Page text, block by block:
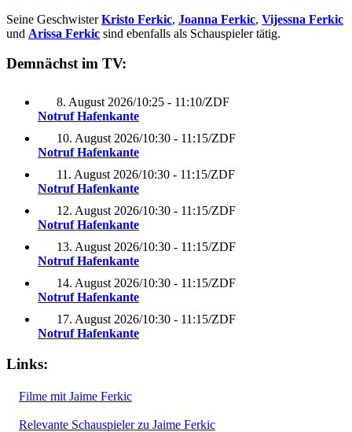
Seine GeschwisterKristo Ferkic, Joanna Ferkic, Vijessna Ferkic
und Arissa Ferkic sind ebenfalls als Schauspieler tätig.
Demnächst im TV:
8. August 2026/10:25 - 11:10/ZDF
Notruf Hafenkante
10. August 2026/10:30 - 11:15/ZDF
Notruf Hafenkante
11. August 2026/10:30 - 11:15/ZDF
Notruf Hafenkante
12. August 2026/10:30 - 11:15/ZDF
Notruf Hafenkante
13. August 2026/10:30 - 11:15/ZDF
Notruf Hafenkante
14. August 2026/10:30 - 11:15/ZDF
Notruf Hafenkante
17. August 2026/10:30 - 11:15/ZDF
Notruf Hafenkante
Links:
Filme mit Jaime Ferkic
Relevante Schauspieler zu Jaime Ferkic